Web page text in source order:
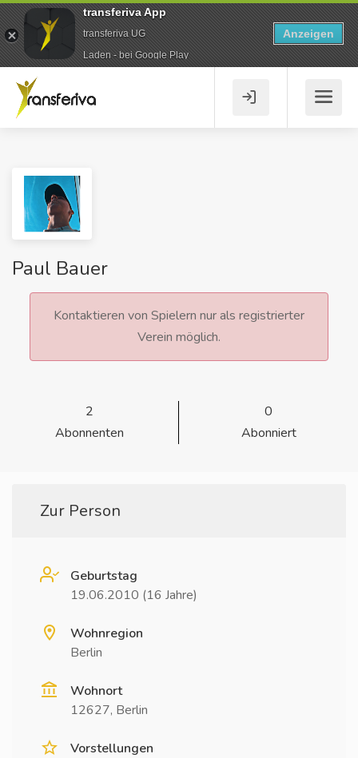
Paul Bauer
Kontaktieren von Spielern nur als registrierter
Verein möglich.
2
Abonnenten
0
Abonniert
Zur Person
Geburtstag
19.06.2010 (16 Jahre)
Wohnregion
Berlin
Wohnort
12627, Berlin
Vorstellungen
transferiva App
transferiva UG
Laden - bei Google Play
Anzeigen